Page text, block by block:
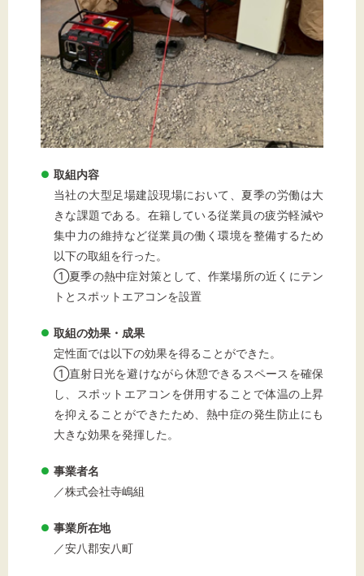
黒 白 黄
取組内容
当社の大型足場建設現場において、夏季の労働は大
きな課題である。在籍している従業員の疲労軽減や
集中力の維持など従業員の働く環境を整備するため
以下の取組を行った。
①夏季の熱中症対策として、作業場所の近くにテン
トとスポットエアコンを設置
取組の効果・成果
定性面では以下の効果を得ることができた。
①直射日光を避けながら休憩できるスペースを確保
し、スポットエアコンを併用することで体温の上昇
を抑えることができたため、熱中症の発生防止にも
大きな効果を発揮した。
事業者名
／株式会社寺嶋組
事業所在地
／安八郡安八町